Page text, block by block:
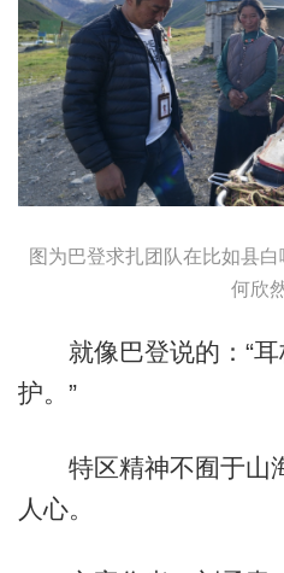
图为巴登求扎团队在比如县白
何欣
就像巴登说的：“耳
护。”
特区精神不囿于山
人心。